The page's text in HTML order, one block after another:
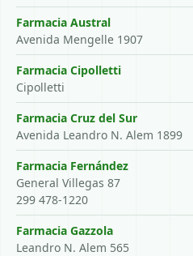
Farmacia Austral
Avenida Mengelle 1907
Farmacia Cipolletti
Cipolletti
Farmacia Cruz del Sur
Avenida Leandro N. Alem 1899
Farmacia Fernández
General Villegas 87
299 478-1220
Farmacia Gazzola
Leandro N. Alem 565